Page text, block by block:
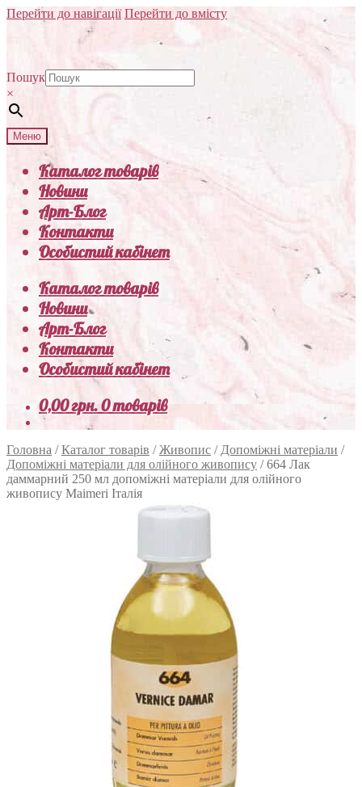
Перейти до навігації Перейти до вмісту
Пошук
×
Меню
Каталог товарів
Новини
Арт-Блог
Контакти
Особистий кабінет
Каталог товарів
Новини
Арт-Блог
Контакти
Особистий кабінет
0,00грн.0 товарів
Головна /Каталог товарів /Живопис / Допоміжні матеріали /
Допоміжні матеріали для олійного живопису /664 Лак
даммарний 250 мл допоміжні матеріали для олійного
живопису Maimeri Італія